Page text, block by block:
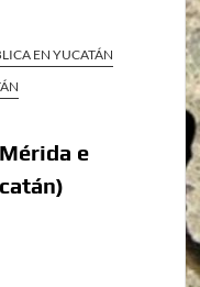
EN YUCATÁN
e